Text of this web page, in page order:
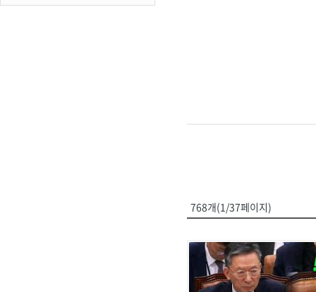
768개(1/37페이지)